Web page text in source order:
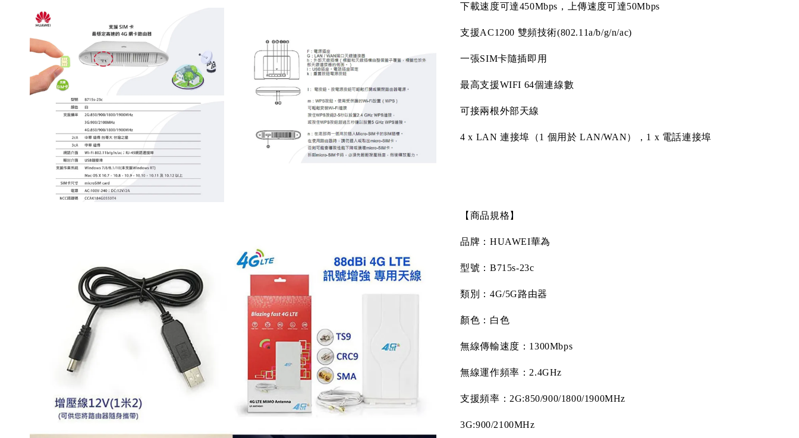
下載速度可達450Mbps ，上傳速度可達50Mbps
支援AC1200 雙頻技術(802.11a/b/g/n/ac)
一張SIM卡隨插即用
最高支援WIFI 64個連線數
可接兩根外部天線
4 x LAN 連接埠（1 個用於 LAN/WAN）， 1 x 電話連接埠
【商品規格】
品牌： HUAWEI華為
型號： B715s-23c
類別： 4G/5G路由器
顏色：白色
無線傳輸速度： 1300Mbps
無線運作頻率： 2.4GHz
支援頻率： 2G:850/900/1800/1900MHz
3G:900/2100MHz